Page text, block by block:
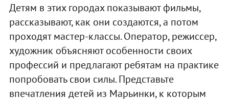
Детям в этих городах показывают фильмы,
рассказывают, как они создаются, а потом
проходят мастер-классы. Оператор, режиссер,
художник объясняют особенности своих
профессий и предлагают ребятам на практике
попробовать свои силы. Представьте
впечатления детей из Марьинки, к которым